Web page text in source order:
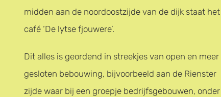
midden aan de noordoostzijde van de dijk staat het
café ‘De lytse fjouwere’.
Dit alles is geordend in streekjes van open en meer
gesloten bebouwing, bijvoorbeeld aan de Rienster
zijde waar bij een groepje bedrijfsgebouwen, onder